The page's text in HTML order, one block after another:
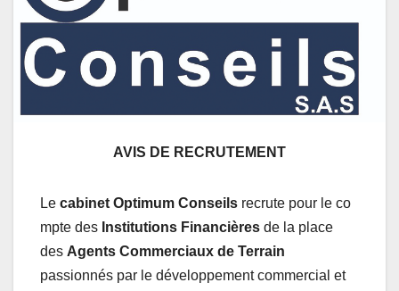
AVIS DE RECRUTEMENT
Le cabinet Optimum Conseils recrute pour le co
mpte des Institutions Financières de la place
des Agents Commerciaux de Terrain
passionnés par le développement commercial et